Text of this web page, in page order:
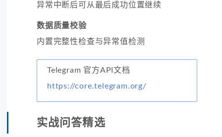
异常中断后可从最后成功位置继续
数据质量校验
内置完整性检查与异常值检测
Telegram 官方API文档
https://core.telegram.org/
实战问答精选